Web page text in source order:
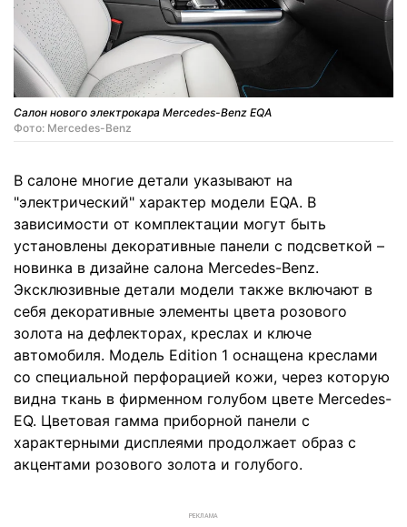
Салон нового электрокара Mercedes-Benz EQA
Фото: Mercedes-Benz
В салоне многие детали указывают на
"электрический" характер модели EQA. В
зависимости от комплектации могут быть
установлены декоративные панели с подсветкой –
новинка в дизайне салона Mercedes-Benz.
Эксклюзивные детали модели также включают в
себя декоративные элементы цвета розового
золота на дефлекторах, креслах и ключе
автомобиля. Модель Edition 1 оснащена креслами
со специальной перфорацией кожи, через которую
видна ткань в фирменном голубом цвете Mercedes-
EQ. Цветовая гамма приборной панели с
характерными дисплеями продолжает образ с
акцентами розового золота и голубого.
РЕКЛАМА